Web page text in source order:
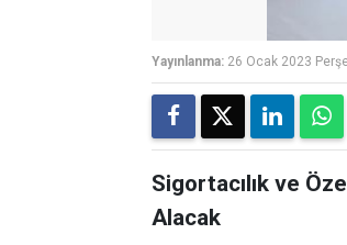
Yayınlanma: 26 Ocak 2023
Sigortacılık ve
Alacak